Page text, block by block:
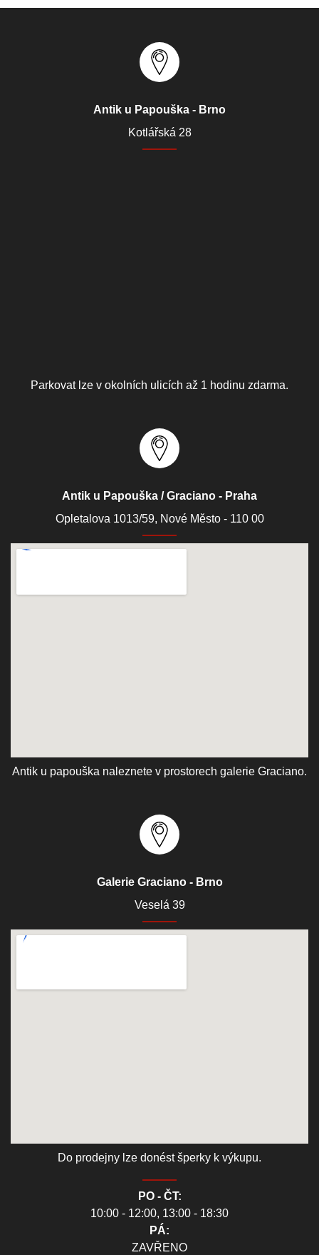
Antik u Papouška - Brno
Kotlářská 28
Parkovat lze v okolních ulicích až 1 hodinu zdarma.
Antik u Papouška / Graciano - Praha
Opletalova 1013/59, Nové Město - 110 00
Antik u papouška naleznete v prostorech galerie Graciano.
Galerie Graciano - Brno
Veselá 39
Do prodejny lze donést šperky k výkupu.
PO - ČT:
10:00 - 12:00, 13:00 - 18:30
PÁ:
ZAVŘENO